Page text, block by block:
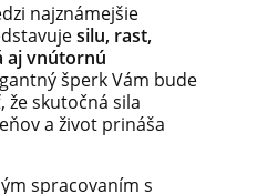
najznámejšie
silu, rast,
aj vnútornú
šperk Vám bude
že skutočná sila
a život prináša
spracovaním s